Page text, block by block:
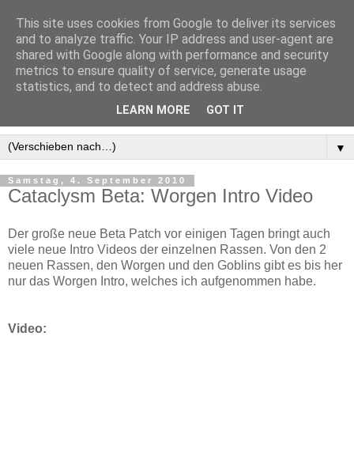
▼
Samstag, 4. September 2010
Cataclysm Beta: Worgen Intro Video
Der große neue Beta Patch vor einigen Tagen bringt auch
viele neue Intro Videos der einzelnen Rassen. Von den 2
neuen Rassen, den Worgen und den Goblins gibt es bis her
nur das Worgen Intro, welches ich aufgenommen habe.
Video:
This site uses cookies from Google to deliver its services
and to analyze traffic. Your IP address and user-agent are
shared with Google along with performance and security
metrics to ensure quality of service, generate usage
statistics, and to detect and address abuse.
LEARN MORE GOT IT